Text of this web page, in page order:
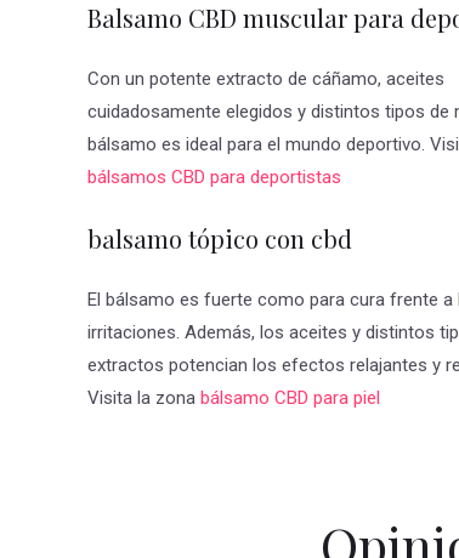
Balsamo CBD muscular para
Con un potente extracto de cáñamo, aceites
cuidadosamente elegidos y distintos tipos de
bálsamo es ideal para el mundo deportivo.
bálsamos CBD para deportistas
balsamo tópico con cbd
El bálsamo es fuerte como para cura frente a
irritaciones. Además, los aceites y distintos
extractos potencian los efectos relajantes y
Visita la zona bálsamo CBD para piel